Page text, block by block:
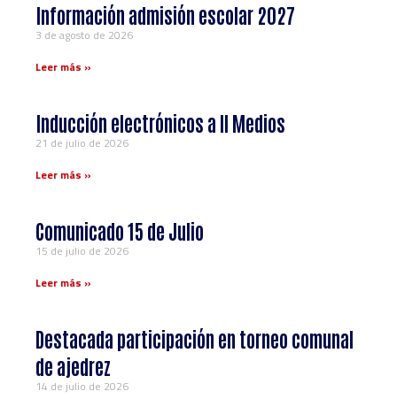
Información admisión escolar 2027
3 de agosto de 2026
Leer más »
Inducción electrónicos a ll Medios
21 de julio de 2026
Leer más »
Comunicado 15 de Julio
15 de julio de 2026
Leer más »
Destacada participación en torneo comunal
de ajedrez
14 de julio de 2026